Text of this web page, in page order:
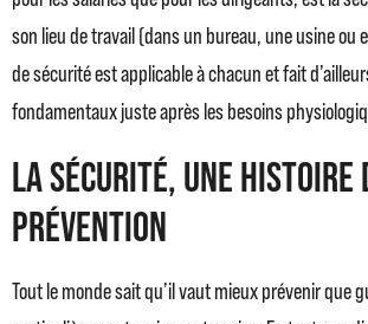
son lieu de travail (dans un bureau, une usine ou
de sécurité est applicable à chacun et fait
fondamentaux juste après les besoins
La sécurité, une histoire
prévention
Tout le monde sait qu’il vaut mieux prévenir que